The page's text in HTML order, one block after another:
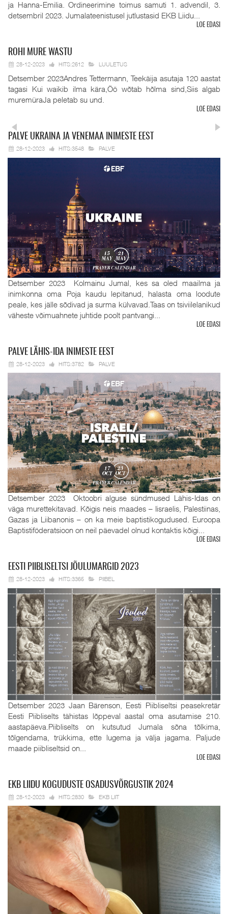
ja Hanna-Emilia. Ordineerimine toimus samuti 1. advendil, 3.
detsembril 2023. Jumalateenistusel jutlustasid EKB Liidu...
LOE EDASI
ROHI MURE WASTU
28-12-2023 HITS:2612 LUULETUS
Detsember 2023Andres Tettermann, Teekäija asutaja 120 aastat
tagasi Kui waikib ilma kära,Öö wõtab hõlma sind,Siis algab
muremüraJa peletab su und.
LOE EDASI
PALVE UKRAINA JA VENEMAA INIMESTE EEST
28-12-2023 HITS:3548 PALVE
Detsember 2023 Kolmainu Jumal, kes sa oled maailma ja
inimkonna oma Poja kaudu lepitanud, halasta oma loodute
peale, kes jälle sõdivad ja surma külvavad.Taas on tsiviilelanikud
väheste võimuahnete juhtide poolt pantvangi...
LOE EDASI
PALVE LÄHIS-IDA INIMESTE EEST
28-12-2023 HITS:3782 PALVE
Detsember 2023 Oktoobri alguse sündmused Lähis-Idas on
väga murettekitavad. Kõigis neis maades – Iisraelis, Palestiinas,
Gazas ja Liibanonis – on ka meie baptistikogudused. Euroopa
Baptistiföderatsioon on neil päevadel olnud kontaktis kõigi...
LOE EDASI
EESTI PIIBLISELTSI JÕULUMARGID 2023
28-12-2023 HITS:3365 PIIBEL
Detsember 2023 Jaan Bärenson, Eesti Piibliseltsi peasekretär
Eesti Piibliselts tähistas lõppeval aastal oma asutamise 210.
aastapäeva.Piibliselts on kutsutud Jumala sõna tõlkima,
tõlgendama, trükkima, ette lugema ja välja jagama. Paljude
maade piibliseltsid on...
LOE EDASI
EKB LIIDU KOGUDUSTE OSADUSVÕRGUSTIK 2024
28-12-2023 HITS:2830 EKB LIIT